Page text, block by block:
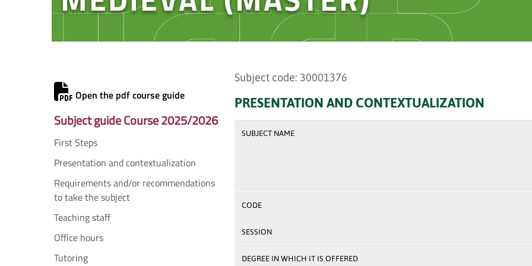
Open the pdf course guide
Subject guide Course 2025/2026
First Steps
Presentation and contextualization
Requirements and/or recommendations
to take the subject
Teaching staff
Office hours
Tutoring
Subject code: 30001376
PRESENTATION AND CONTEXTUALIZATION
SUBJECT NAME
CODE
SESSION
DEGREE IN WHICH IT IS OFFERED